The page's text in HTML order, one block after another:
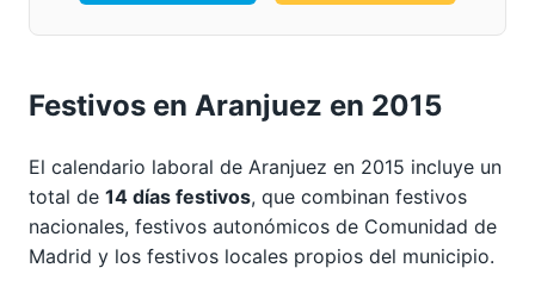
Festivos en Aranjuez en 2015
El calendario laboral de Aranjuez en 2015 incluye un
total de 14 días festivos, que combinan festivos
nacionales, festivos autonómicos de Comunidad de
Madrid y los festivos locales propios del municipio.